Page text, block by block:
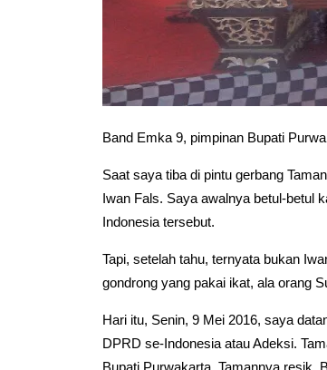
Band Emka 9, pimpinan Bupati
Saat saya tiba di pintu gerbang
Iwan Fals. Saya awalnya betul-betul
Indonesia tersebut.
Tapi, setelah tahu, ternyata bukan
gondrong yang pakai ikat, ala orang
Hari itu, Senin, 9 Mei 2016, saya
DPRD se-Indonesia atau Adeksi.